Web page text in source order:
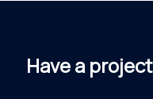
Have a